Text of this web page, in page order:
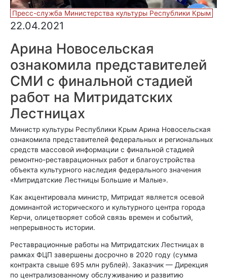
Пресс-служба Министерства культуры Республики Крым
22.04.2021
Арина Новосельская
ознакомила представителей
СМИ с финальной стадией
работ на Митридатских
Лестницах
Министр культуры Республики Крым Арина Новосельская
ознакомила представителей федеральных и региональных
средств массовой информации с финальной стадией
ремонтно-реставрационных работ и благоустройства
объекта культурного наследия федерального значения
«Митридатские Лестницы Большие и Малые».
Как акцентировала министр, Митридат является осевой
доминантой исторического и культурного центра города
Керчи, олицетворяет собой связь времен и событий,
непрерывность истории.
Реставрационные работы на Митридатских Лестницах в
рамках ФЦП завершены досрочно в 2020 году (сумма
контракта свыше 695 млн рублей). Заказчик — Дирекция
по централизованному обслуживанию и развитию